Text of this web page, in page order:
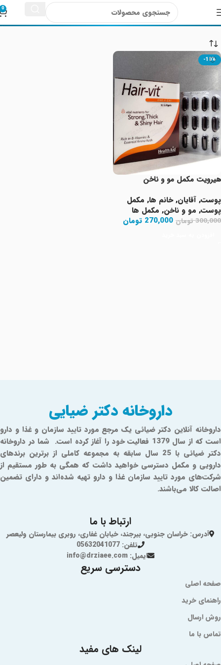
0 هلث اید
-10%
هیرویت مکمل مو و ناخن
پوست, آقایان,خانم ها, مکمل
پوست, مو و ناخن, مکمل ها
300,000تومان 270,000 تومان
داروخانه دکتر ضیایی
داروخانه آنلاین دکتر ضیائی یک مرجع مورد تایید سازمان و غذا و دارو
است که از سال 1379 فعالیت خود را آغاز کرده است. شما در داروخانه
دکتر ضیائی با 25 سال سابقه به مجموعه کاملی از برترین برندهای
دارویی و مکمل دسترسی خواهید داشت که همگی به طور مستقیم از
شرکت‌های مورد تایید سازمان غذا و دارو تهیه شده‌اند و دارای تضمین
اصالت کالا می‌باشند.
ارتباط با ما
آدرس: خراسان جنوبی، بیرجند، خیابان غفاری، روبری بیمارستان ولیعصر
تلفن: 05632041077
ایمیل: info@drziaee.com
دسترسی سریع
صفحه اصلی
راهنمای خرید
روش ارسال
تماس با ما
لینک های مفید